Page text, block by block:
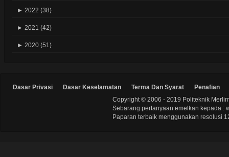
► 2022 (38)
► 2021 (42)
► 2020 (51)
Dasar Privasi Dasar Keselamatan Terma Dan Syarat
Penafian
Copyright © 2006 - 2019 Politeknik
Sebarang pertanyaan emelkan kepada :
Paparan terbaik menggunakan resolusi